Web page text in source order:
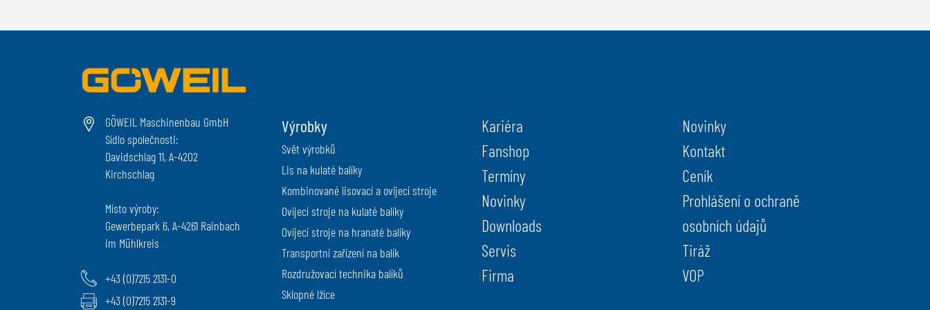
GÖWEIL Maschinenbau GmbH
Sídlo společnosti:
Davidschlag 11, A-4202
Kirchschlag
Místo výroby:
Gewerbepark 6, A-4261 Rainbach
im Mühlkreis
+43 (0)7215 2131-0
+43 (0)7215 2131-9
Výrobky
Svět výrobků
Lis na kulaté balíky
Kombinované lisovací a ovíjecí stroje
Ovíjecí stroje na kulaté balíky
Ovíjecí stroje na hranaté balíky
Transportní zařízení na balík
Rozdružovací technika balíků
Sklopné lžíce
Kariéra
Fanshop
Termíny
Novinky
Downloads
Servis
Firma
Novinky
Kontakt
Ceník
Prohlášení o ochraně
osobních údajů
Tiráž
VOP